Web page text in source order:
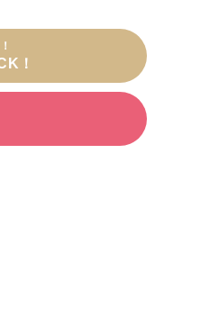
！